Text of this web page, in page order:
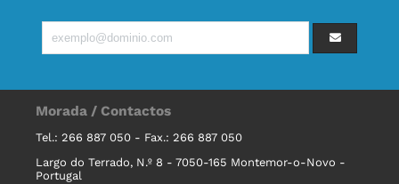
Morada / Contactos
Tel.: 266 887 050 - Fax.: 266 887 050
Largo do Terrado, N.º 8 - 7050-165 Montemor-o-Novo -
Portugal